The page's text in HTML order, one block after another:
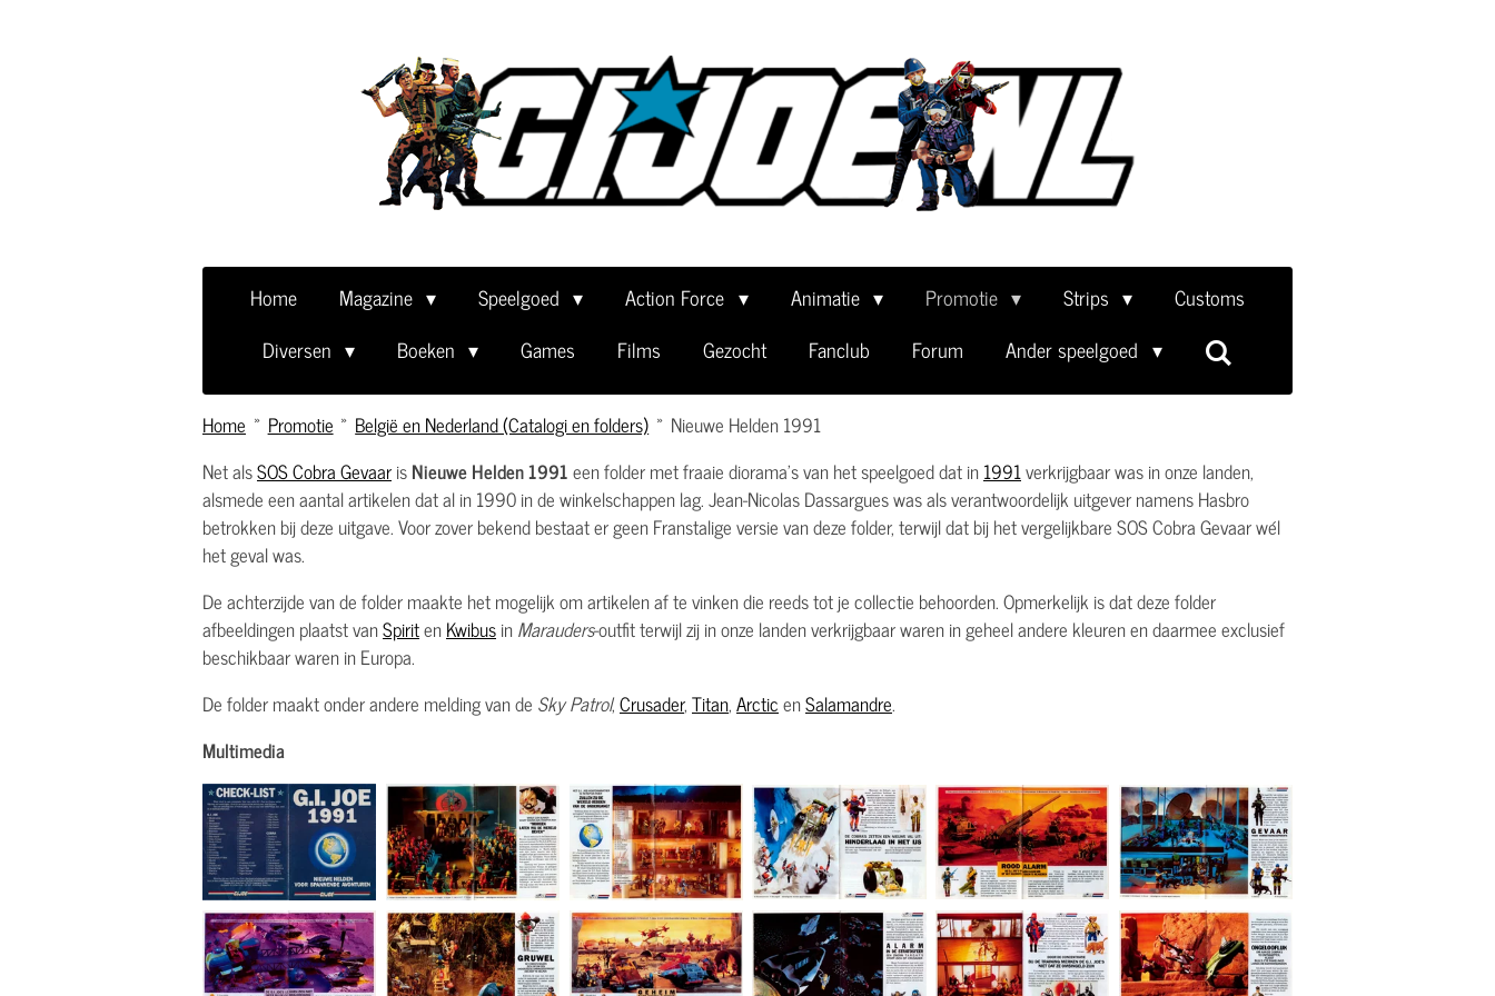
Home Magazine Speelgoed Action Force Animatie Promotie Strips
Customs
Diversen
Boeken Games Films Gezocht Fanclub Forum Ander speelgoed
Home » Promotie » België en Nederland (Catalogi en folders) » Nieuwe Helden 1991
Net alsSOS Cobra GevaarisNieuwe Helden 1991een folder met fraaie diorama's van het speelgoed dat in1991verkrijgbaar was in onze landen,
alsmede een aantal artikelen dat al in 1990 in de winkelschappen lag. Jean-Nicolas Dassargues was als verantwoordelijk uitgever namens Hasbro
betrokken bij deze uitgave. Voor zover bekend bestaat er geen Franstalige versie van deze folder, terwijl dat bij het vergelijkbare SOS Cobra Gevaar wél
het geval was.
De achterzijde van de folder maakte het mogelijk om artikelen af te vinken die reeds tot je collectie behoorden. Opmerkelijk is dat deze folder
afbeeldingen plaatst vanSpiritenKwibusinMarauders-outfit terwijl zij in onze landen verkrijgbaar waren in geheel andere kleuren en daarmee exclusief
beschikbaar waren in Europa.
De folder maakt onder andere melding van de Sky Patrol,Crusader,Titan,ArcticenSalamandre.
Multimedia